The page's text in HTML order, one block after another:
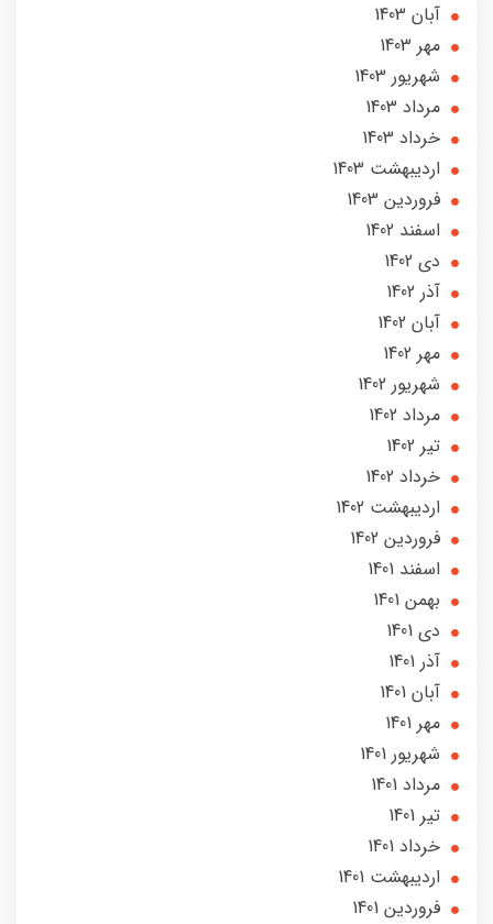
آبان 1403
مهر 1403
شهریور 1403
مرداد 1403
خرداد 1403
ارديبهشت 1403
فروردین 1403
اسفند 1402
دی 1402
آذر 1402
آبان 1402
مهر 1402
شهریور 1402
مرداد 1402
تير 1402
خرداد 1402
ارديبهشت 1402
فروردین 1402
اسفند 1401
بهمن 1401
دی 1401
آذر 1401
آبان 1401
مهر 1401
شهریور 1401
مرداد 1401
تير 1401
خرداد 1401
ارديبهشت 1401
فروردین 1401